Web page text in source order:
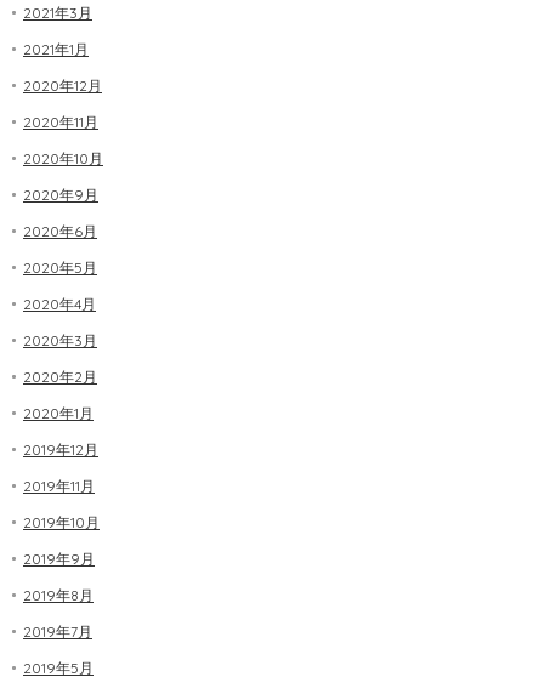
2021年3月
2021年1月
2020年12月
2020年11月
2020年10月
2020年9月
2020年6月
2020年5月
2020年4月
2020年3月
2020年2月
2020年1月
2019年12月
2019年11月
2019年10月
2019年9月
2019年8月
2019年7月
2019年5月